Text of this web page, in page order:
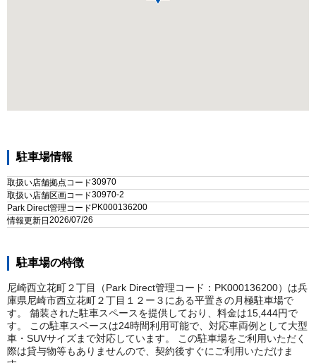
駐車場情報
取扱い店舗拠点コード30970
取扱い店舗区画コード30970-2
Park Direct管理コード PK000136200
情報更新日 2026/07/26
駐車場の特徴
尼崎西立花町２丁目（Park Direct管理コード：PK000136200）は兵
庫県尼崎市西立花町２丁目１２ー３にある平置きの月極駐車場で
す。 舗装された駐車スペースを提供しており、料金は15,444円で
す。 この駐車スペースは24時間利用可能で、対応車両例として大型
車・SUVサイズまで対応しています。 この駐車場をご利用いただく
際は貸与物等もありませんので、契約後すぐにご利用いただけま